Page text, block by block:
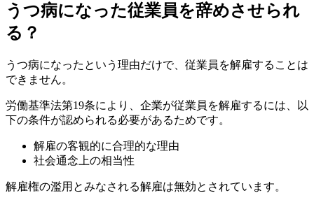
うつ病になった従業員を辞めさせられ
る？
うつ病になったという理由だけで、従業員を解雇することは
できません。
労働基準法第19条により、企業が従業員を解雇するには、以
下の条件が認められる必要があるためです。
解雇の客観的に合理的な理由
社会通念上の相当性
解雇権の濫用とみなされる解雇は無効とされています。